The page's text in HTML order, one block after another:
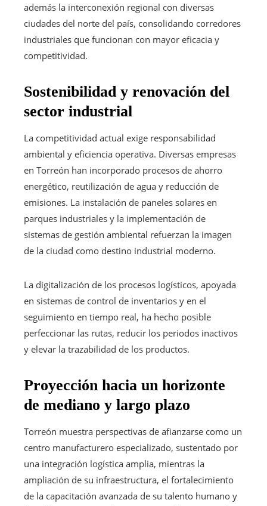
además la interconexión regional con diversas
ciudades del norte del país, consolidando corredores
industriales que funcionan con mayor eficacia y
competitividad.
Sostenibilidad y renovación del
sector industrial
La competitividad actual exige responsabilidad
ambiental y eficiencia operativa. Diversas empresas
en Torreón han incorporado procesos de ahorro
energético, reutilización de agua y reducción de
emisiones. La instalación de paneles solares en
parques industriales y la implementación de
sistemas de gestión ambiental refuerzan la imagen
de la ciudad como destino industrial moderno.
La digitalización de los procesos logísticos, apoyada
en sistemas de control de inventarios y en el
seguimiento en tiempo real, ha hecho posible
perfeccionar las rutas, reducir los periodos inactivos
y elevar la trazabilidad de los productos.
Proyección hacia un horizonte
de mediano y largo plazo
Torreón muestra perspectivas de afianzarse como un
centro manufacturero especializado, sustentado por
una integración logística amplia, mientras la
ampliación de su infraestructura, el fortalecimiento
de la capacitación avanzada de su talento humano y